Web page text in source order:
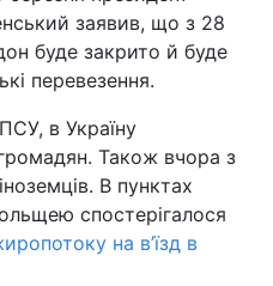
заявив, що з 28
буде закрито й буде
перевезення.
в Україну
Також вчора з
В пунктах
спостерігалося
на в’їзд в